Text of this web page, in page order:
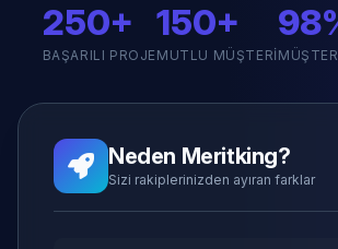
250+
BAŞARILI PROJE
150+
MUTLU MÜŞTERI
Neden Meritking?
Sizi rakiplerinizden ayıran farklar